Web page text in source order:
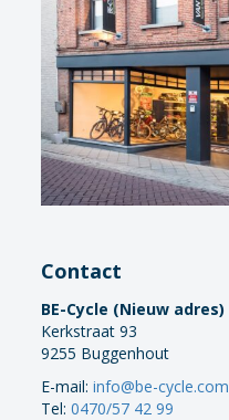
Contact
BE-Cycle (Nieuw adres)
Kerkstraat 93
9255 Buggenhout
E-mail:info@be-cycle.com
Tel:0470/57 42 99